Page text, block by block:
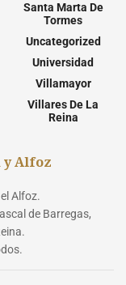
Santa Marta De
Tormes
Uncategorized
Universidad
Villamayor
Villares De La
Reina
y Alfoz
Alfoz.
de Barregas,